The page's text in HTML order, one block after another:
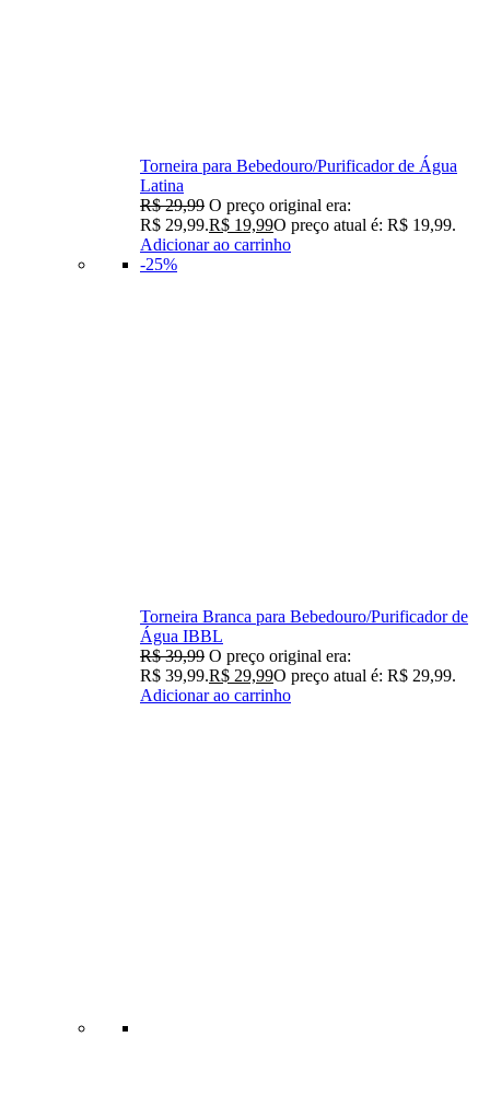
Torneira para Bebedouro/Purificador de Água
Latina
R$29,99 O preço original era:
R$ 29,99.R$ 19,99O preço atual é: R$ 19,99.
Adicionar ao carrinho
-25%
Torneira Branca para Bebedouro/Purificador de
Água IBBL
R$39,99 O preço original era:
R$ 39,99.R$ 29,99O preço atual é: R$ 29,99.
Adicionar ao carrinho